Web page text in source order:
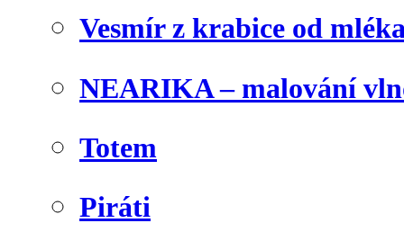
Vesmír z krabice od
NEARIKA – malování
Totem
Piráti